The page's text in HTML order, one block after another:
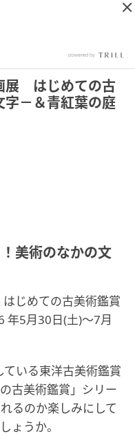
展 はじめての古
字－＆青紅葉の庭
美術のなかの文
じめての古美術鑑賞
年5月30日(土)～7月
いる東洋古美術鑑賞
古美術鑑賞」シリー
るのか楽しみにして
ょうか。